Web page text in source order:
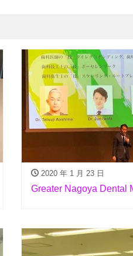
2020 年 1 月 23 日
Greater Nagoya Dental